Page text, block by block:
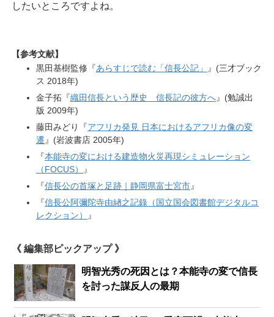
したいところですよね。
【参考文献】
黒田基樹監修『あらすじで読む「信長公記」
』(三才ブック
ス 2018年)
金子拓『織田信長という歴史 信長記の彼方へ』(勉誠出
版 2009年)
藤田みどり『 アフリカ発見 日本におけるアフリカ像の変
遷 』(岩波書店 2005年)
『本能寺の変における建造物火災再現シミュレーション
（FOCUS）
』
『信長公の首塚と足跡｜静岡県富士宮市』
『信長公阿彌陀寺由緖之記錄（国立国会図書館デジタルコ
レクション）
』
《 編集部ピックアップ 》
明智光秀の死因とは？本能寺の変で信長
を討った謀反人の最期